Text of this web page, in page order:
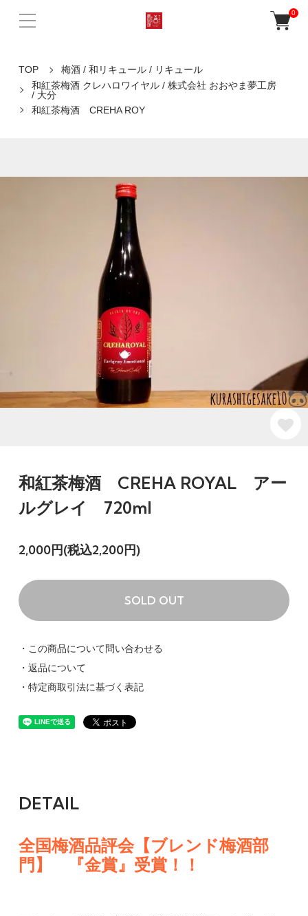
0
TOP
梅酒 / 和リキュール / リキュール
和紅茶梅酒 クレハロワイヤル / 株式会社 おおやま夢工房
/ 大分
和紅茶梅酒 CREHA ROY
和紅茶梅酒 CREHA ROYAL アー
ルグレイ 720ml
2,000円(税込2,200円)
SOLD OUT
・この商品について問い合わせる
・返品について
・特定商取引法に基づく表記
DETAIL
全国梅酒品評会【ブレンド梅酒部
門】 『金賞』受賞！！